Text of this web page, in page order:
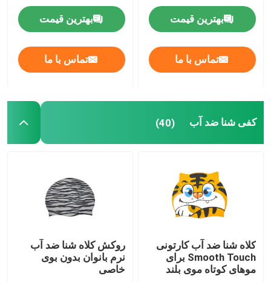
بهترین قیمت
تماس با ما
بهترین قیمت
تماس با ما
کفی شنا ضد آب (40)
کلاه شنا ضد آب کارتونی
Smooth Touch برای
موهای کوتاه موی بلند
روکش کلاه شنا ضد آب
نرم بانوان بدون بوی
خاصی